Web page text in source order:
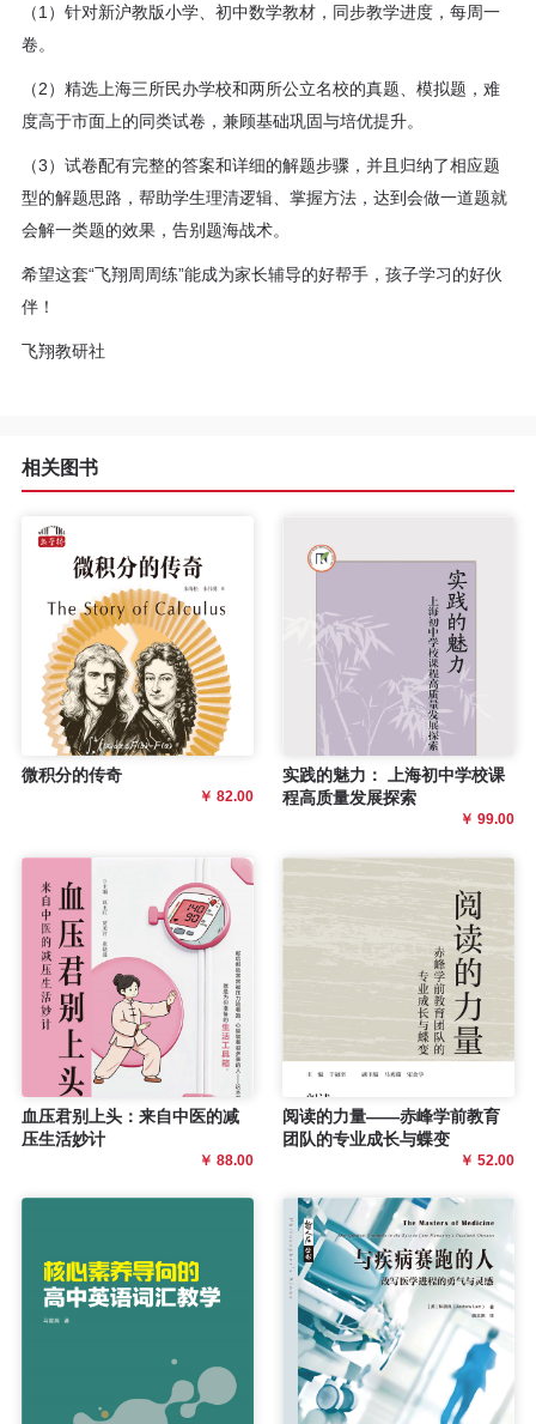
们
（1）针对新沪教版小学、初中数学教材，同步教学进度，每周一
卷。
（2）精选上海三所民办学校和两所公立名校的真题、模拟题，难
度高于市面上的同类试卷，兼顾基础巩固与培优提升。
（3）试卷配有完整的答案和详细的解题步骤，并且归纳了相应题
型的解题思路，帮助学生理清逻辑、掌握方法，达到会做一道题就
会解一类题的效果，告别题海战术。
希望这套“飞翔周周练”能成为家长辅导的好帮手，孩子学习的好伙
伴！
飞翔教研社
相关图书
微积分的传奇
￥ 82.00
实践的魅力： 上海初中学校课
程高质量发展探索
￥ 99.00
血压君别上头：来自中医的减
压生活妙计
￥ 88.00
阅读的力量——赤峰学前教育
团队的专业成长与蝶变
￥ 52.00